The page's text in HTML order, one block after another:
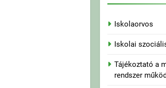
Iskolaorvos
Iskolai
Tájékoztató a
rendszer